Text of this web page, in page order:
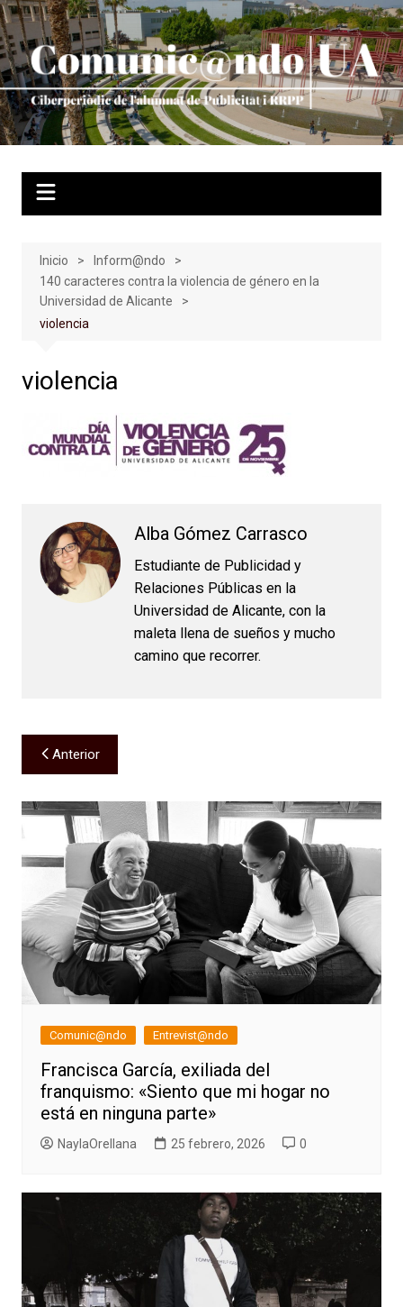
Saltar
al
contenido
Inicio
Inform@ndo
140 caracteres contra la violencia de género en la
Universidad de Alicante
violencia
violencia
Alba Gómez Carrasco
Estudiante de Publicidad y
Relaciones Públicas en la
Universidad de Alicante, con la
maleta llena de sueños y mucho
camino que recorrer.
Navegación
de
entradas
Anterior
Comunic@ndo Entrevist@ndo
Francisca García, exiliada del
franquismo: «Siento que mi hogar no
está en ninguna parte»
NaylaOrellana 25 febrero, 2026 0